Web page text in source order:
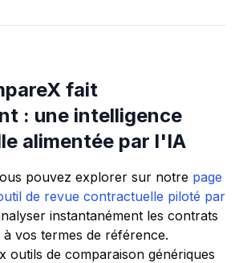
fait
: une intelligence
alimentée par l'IA
pouvez explorer sur notre page
de revue contractuelle piloté par
instantanément les contrats
vos termes de référence.
outils de comparaison génériques